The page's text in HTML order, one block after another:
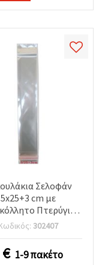
Σελοφάν
5x25+3 cm με
Πτερύγιο,
πάχος
– Συσκευασία 200
για χειροτεχνίες
302407
€ 1-9 πακέτο